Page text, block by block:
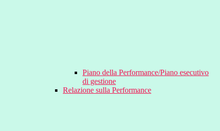
Piano della Performance/Piano esecutivo
di gestione
Relazione sulla Performance